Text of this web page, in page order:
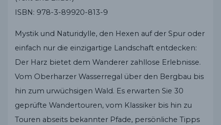
ISBN: 978-3-89920-813-9
Mystik und Naturidylle, den Hexen auf der Spur oder
einfach nur die einzigartige Landschaft entdecken:
Der Harz bietet dem Wanderer zahllose Erlebnisse.
Vom Oberharzer Wasserregal über den Bergbau bis
hin zum urwüchsigen Wald. Es erwarten Sie 30
geprüfte Wandertouren, vom Klassiker bis hin zu
Touren abseits bekannter Pfade, persönliche Tipps